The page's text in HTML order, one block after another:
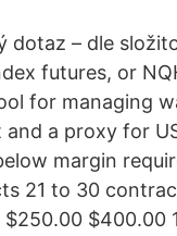
dotaz – dle
futures, or
for managing
a proxy for
margin
21 to 30
$400.00